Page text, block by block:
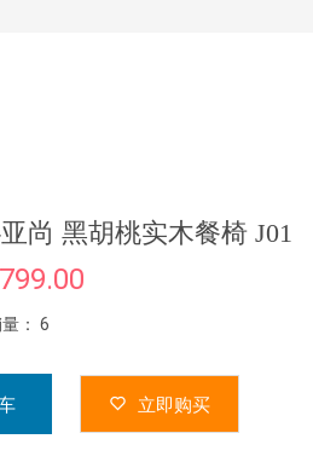
尚 黑胡桃实木餐椅 J01
： 6
立即购买